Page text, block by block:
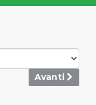
Avanti